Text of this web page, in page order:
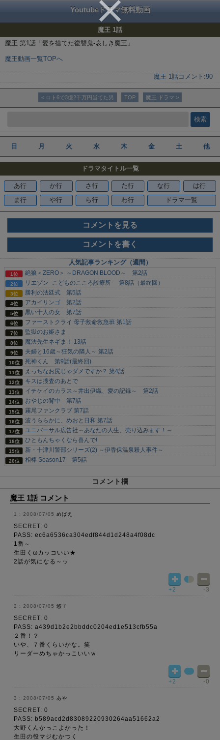
Youtubeドラマ無料動画
魔王 1話
魔王 第1話「愛を捨てた復讐鬼-哀しき魔王」
魔王動画一覧TOPへ
魔王 1話 コメント:90
< ロト6で3億2千万円当てた男 TOP 魔王 ドラマ >
日 月 火 水 木 金 土 他
ドラマタイトル一覧
あ行 か行 さ行 た行 な行
は行
ま行
や行 ら行 わ行 ドラマ一覧
コメントを見る
コメントを書く
人気記事ランキング（週間）
絶狼＜ZERO＞ ～DRAGON BLOOD～ 第2話
リエゾン -こどものこころ診療所- 第8話（最終回）
勝利の法廷式 第5話
アカイリンゴ 第2話
黒い十人の女 第7話
ファーストクライ 母子救命救急班 第1話
監獄のお姫さま
魔法先生ネギま！ 13話
夫婦と16歳～狂気の隣人～ 第2話
死神くん 第9話(最終回)
えっちなお尻じゃダメですか？ 第4話
キスは捜査のあとで
イチケイのカラス～井出伊織、愛の記録～ 第2話
おやじの背中 第7話
霧尾ファンクラブ 第7話
波うららかに、めおと日和 第7話
ユニバーサル広告社～あなたの人生、売り込みます！～
ひともんちゃくなら喜んで!
新・十津川警部シリーズ(2) ～伊香保温泉殺人事件～
相棒 Season17 第5話
コメント欄
魔王 1話 コメント
2008/07/05 めばえ
SECRET: 0
PASS: ec6a6536ca304edf844d1d248a4f08dc
1番～
生田くωカッコいい★
2話が気になる～ッ
+2 -3
2008/07/05 悠子
SECRET: 0
PASS: a439d1b2e2bbddc0204ed1e513cfb55a
２番！？
いや、７番くらいかな。笑
リーダーめちゃかっこいいｗ
+2 -0
2008/07/05 あや
SECRET: 0
PASS: b589acd2d83089220930264aa51662a2
大野くんかっこよかった！
生田の役マジむかつく